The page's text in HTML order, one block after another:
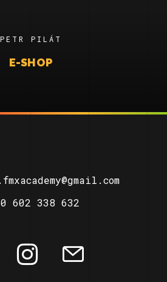
PETR PILÁT
E-SHOP
602 338 632